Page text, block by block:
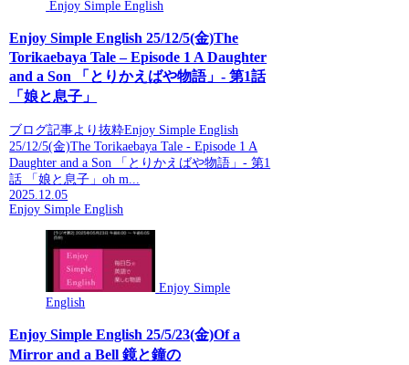
Enjoy Simple English
Enjoy Simple English 25/12/5(金)The
Torikaebaya Tale – Episode 1 A Daughter
and a Son 「とりかえばや物語」- 第1話
「娘と息子」
ブログ記事より抜粋Enjoy Simple English
25/12/5(金)The Torikaebaya Tale - Episode 1 A
Daughter and a Son 「とりかえばや物語」- 第1
話 「娘と息子」oh m...
2025.12.05
Enjoy Simple English
Enjoy Simple
English
Enjoy Simple English 25/5/23(金)Of a
Mirror and a Bell 鏡と鐘の